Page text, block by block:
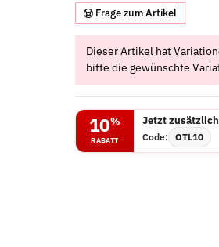
Frage zum Artikel
x
Dieser Artikel hat
bitte die gewünschte
10%
RABATT
Jetzt
Code: OTL10